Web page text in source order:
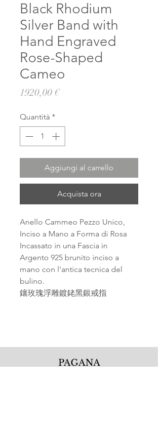
Black Rhodium
Silver Band with
Hand Engraved
Rose-Shaped
Cameo
1920,00 €Prezzo
Quantità *
Aggiungi al carrello
Acquista ora
Anello Cammeo Pezzo Unico,
Inciso a Mano a Forma di Rosa
Incassato in una Fascia in
Argento 925 brunito inciso a
mano con l'antica tecnica del
bulino.
鑲玫瑰浮雕鍍銠黑銀戒指
PAGANA